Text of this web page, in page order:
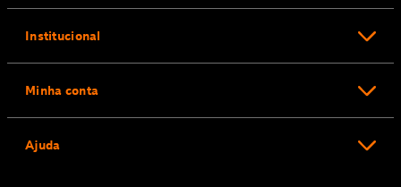
Institucional
Minha conta
Ajuda